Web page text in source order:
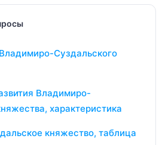
Суздальского
Владимиро-
характеристика
княжество, таблица